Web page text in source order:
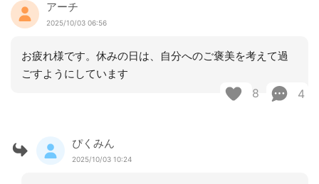
アーチ
2025/10/03 06:56
お疲れ様です。休みの日は、自分へのご褒美を考えて過
ごすようにしています
8 4
ぴくみん
2025/10/03 10:24